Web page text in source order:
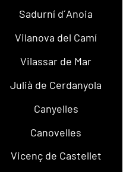
Sadurní d´Anoia
Vilanova del Camí
Vilassar de Mar
Julià de Cerdanyola
Canyelles
Canovelles
Vicenç de Castellet